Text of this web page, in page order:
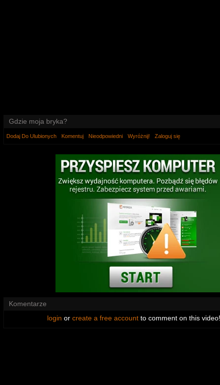
Gdzie moja bryka?
Dodaj Do Ulubionych Komentuj Nieodpowiedni Wyróżnij! Zaloguj się
Komentarze
login or create a free accountto comment on this video!